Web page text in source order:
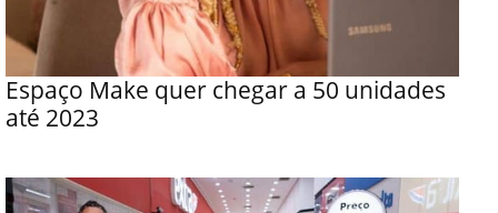
Espaço Make quer chegar a 50 unidades
até 2023